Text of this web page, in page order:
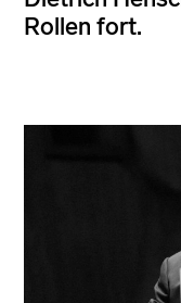
Rollen fort.